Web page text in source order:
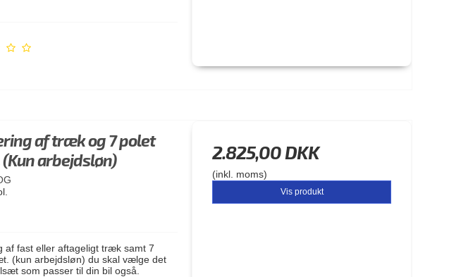
af træk og 7 polet
arbejdsløn)
af fast eller aftageligt træk samt 7
(kun arbejdsløn) du skal vælge det
som passer til din bil også.
2.825,00 DKK
(inkl. moms)
Vis produkt